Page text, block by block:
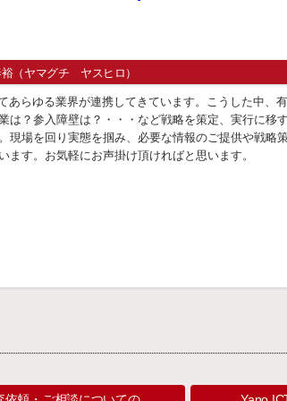
（ヤマグチ ヤスヒロ）
あらゆる業界が連携してきています。こうした中、
は？参入障壁は？・・・など戦略を策定、実行に移
現場を回り実態を掴み、必要な情報のご提供や戦略
ます。お気軽にお声掛け頂ければと思います。